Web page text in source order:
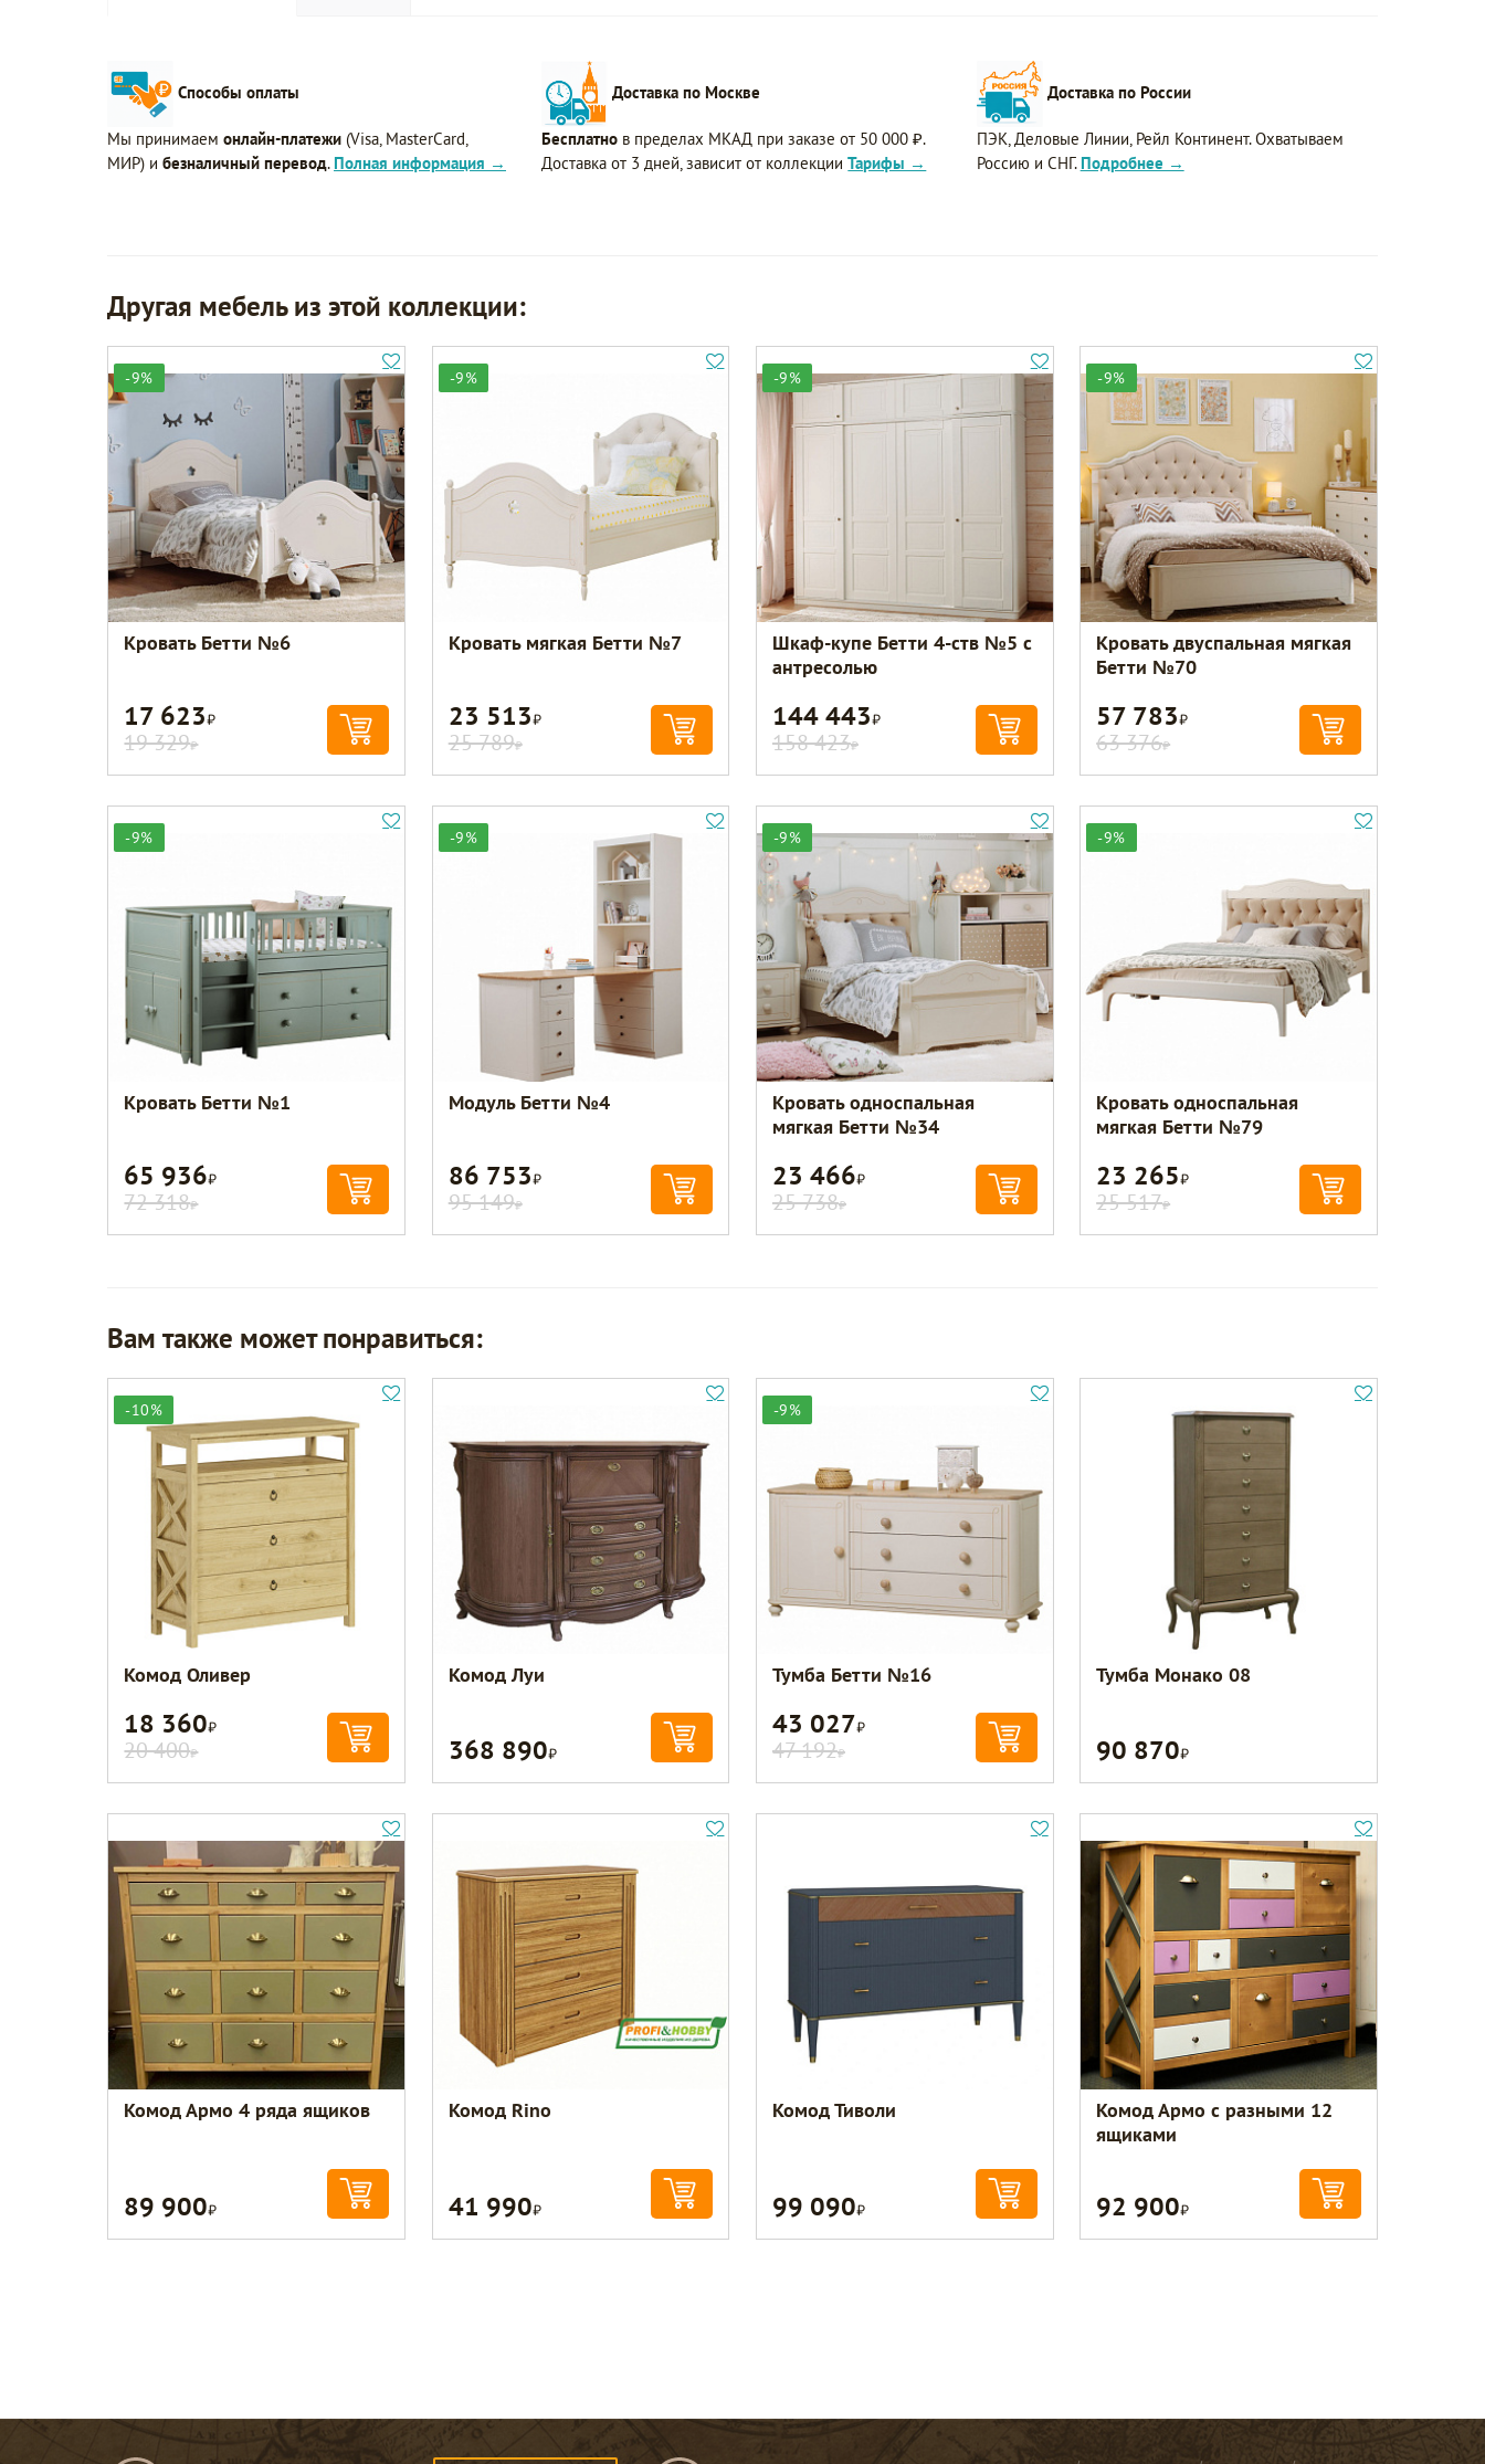
Способы оплаты
Мы принимаем онлайн-платежи (Visa, MasterCard,
МИР) и безналичный перевод. Полная информация →
Доставка по Москве
Бесплатно в пределах МКАД при заказе от 50 000 ₽.
Доставка от 3 дней, зависит от коллекцииТарифы →
Доставка по России
ПЭК, Деловые Линии, Рейл Континент. Охватываем
Россию и СНГ. Подробнее →
Другая мебель из этой коллекции:
-9%
Кровать Бетти №6
17 623Р
19 329Р
-9%
Кровать мягкая Бетти №7
23 513Р
25 789Р
-9%
Шкаф-купе Бетти 4-ств №5 с
антресолью
144 443Р
158 423Р
-9%
Кровать двуспальная мягкая
Бетти №70
57 783Р
63 376Р
-9%
Кровать Бетти №1
65 936Р
72 318Р
-9%
Модуль Бетти №4
86 753Р
95 149Р
-9%
Кровать односпальная
мягкая Бетти №34
23 466Р
25 738Р
-9%
Кровать односпальная
мягкая Бетти №79
23 265Р
25 517Р
Вам также может понравиться:
-10%
Комод Оливер
18 360Р
20 400Р
Комод Луи
368 890Р
-9%
Тумба Бетти №16
43 027Р
47 192Р
Тумба Монако 08
90 870Р
Комод Армо 4 ряда ящиков
89 900Р
Комод Rino
41 990Р
Комод Тиволи
99 090Р
Комод Армо с разными 12
ящиками
92 900Р